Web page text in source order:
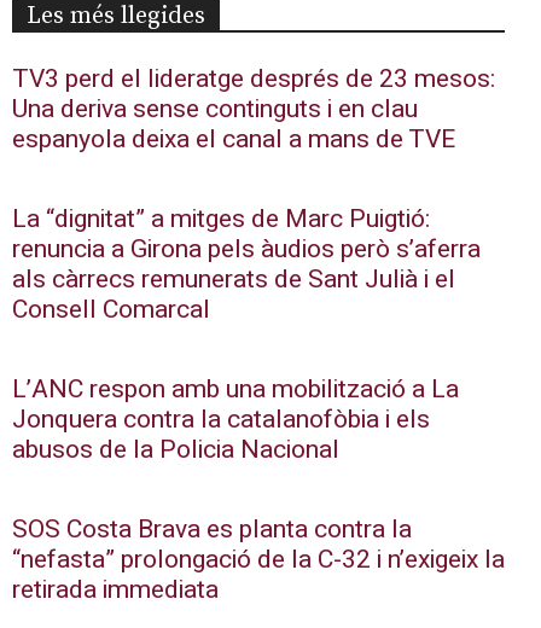
Les més llegides
TV3 perd el lideratge després de 23 mesos:
Una deriva sense continguts i en clau
espanyola deixa el canal a mans de TVE
La “dignitat” a mitges de Marc Puigtió:
renuncia a Girona pels àudios però s’aferra
als càrrecs remunerats de Sant Julià i el
Consell Comarcal
L’ANC respon amb una mobilització a La
Jonquera contra la catalanofòbia i els
abusos de la Policia Nacional
SOS Costa Brava es planta contra la
“nefasta” prolongació de la C-32 i n’exigeix la
retirada immediata